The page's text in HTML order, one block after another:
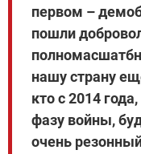
первом –
пошли
нашу страну
кто с 2014
фазу войны,
очень